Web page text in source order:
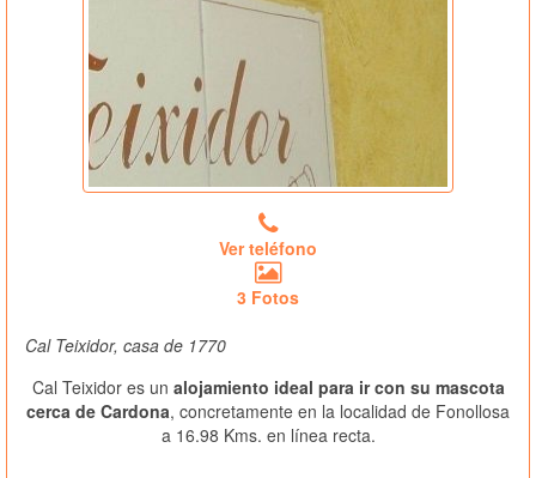
Ver teléfono
3 Fotos
Cal Teixidor, casa de 1770
Cal Teixidor es un alojamiento ideal para ir con su mascota
cerca de Cardona, concretamente en la localidad de Fonollosa
a 16.98 Kms. en línea recta.